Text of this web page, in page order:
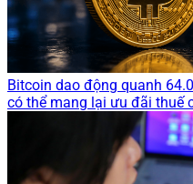
Bitcoin dao động quanh
có thể mang lại ưu đãi thuế